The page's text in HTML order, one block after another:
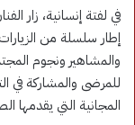
في لفتة إنسانية، زار
إطار سلسلة من
والمشاهير ونجوم
للمرضى والمشاركة في
المجانية التي يقدمها